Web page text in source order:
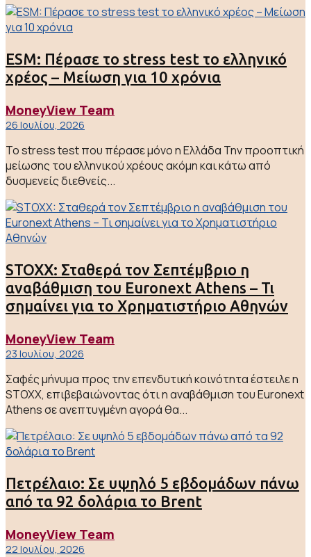
ESM: Πέρασε το stress test το ελληνικό
χρέος – Μείωση για 10 χρόνια
MoneyView Team
26 Ιουλίου, 2026
Το stress test που πέρασε μόνο η Ελλάδα Την προοπτική
μείωσης του ελληνικού χρέους ακόμη και κάτω από
δυσμενείς διεθνείς...
STOXX: Σταθερά τον Σεπτέμβριο η
αναβάθμιση του Euronext Athens – Τι
σημαίνει για το Χρηματιστήριο Αθηνών
MoneyView Team
23 Ιουλίου, 2026
Σαφές μήνυμα προς την επενδυτική κοινότητα έστειλε η
STOXX, επιβεβαιώνοντας ότι η αναβάθμιση του Euronext
Athens σε ανεπτυγμένη αγορά θα...
Πετρέλαιο: Σε υψηλό 5 εβδομάδων πάνω
από τα 92 δολάρια το Brent
MoneyView Team
22 Ιουλίου, 2026